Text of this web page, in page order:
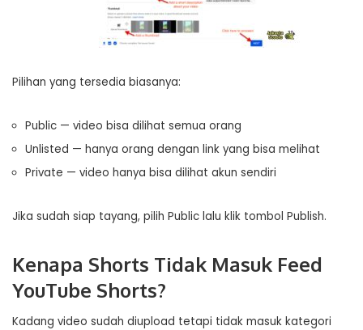
Pilihan yang tersedia biasanya:
Public — video bisa dilihat semua orang
Unlisted — hanya orang dengan link yang bisa melihat
Private — video hanya bisa dilihat akun sendiri
Jika sudah siap tayang, pilih Public lalu klik tombol Publish.
Kenapa Shorts Tidak Masuk Feed
YouTube Shorts?
Kadang video sudah diupload tetapi tidak masuk kategori